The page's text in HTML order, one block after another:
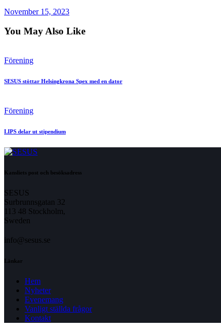
November 15, 2023
You May Also Like
Förening
SESUS stöttar Helsingkrona Spex med en dator
Förening
LIPS delar ut stipendium
Kansliets post och besöksadress
SESUS
Surbrunnsgatan 32
113 48 Stockholm,
Sweden
info@sesus.se
Länkar
Hem
Nyheter
Evenemang
Vanligt ställda frågor
Kontakt